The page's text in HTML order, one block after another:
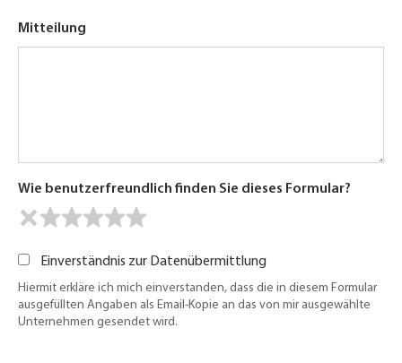
Mitteilung
Wie benutzerfreundlich finden Sie dieses Formular?
Einverständnis zur Datenübermittlung
Hiermit erkläre ich mich einverstanden, dass die in diesem Formular
ausgefüllten Angaben als Email-Kopie an das von mir ausgewählte
Unternehmen gesendet wird.